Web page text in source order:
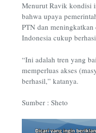
Menurut Ravik kondisi
bahwa upaya
PTN dan
Indonesia cukup
“Ini adalah tren yang
memperluas akses
berhasil,” katanya.
Sumber : Sheto